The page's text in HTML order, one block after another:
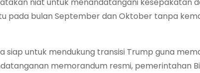
pada bulan September dan Oktober tanpa
untuk mendukung transisi Trump guna
memorandum resmi, pemerintahan